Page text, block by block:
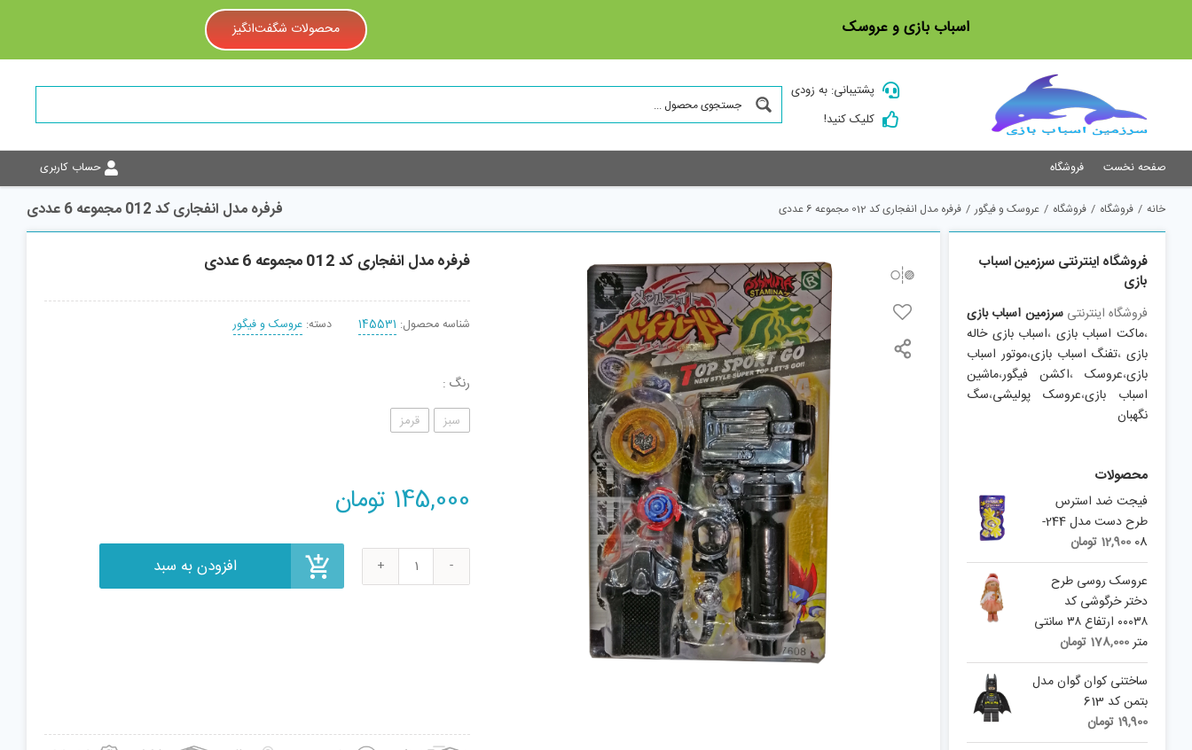
اسباب بازی و عروسک محصولات شگفت‌انگیز
پشتیبانی: به زودی
کلیک کنید!
صفحه نخست فروشگاه حساب کاربری
فرفره مدل انفجاری کد 012 مجموعه 6 عددی خانه / فروشگاه / فروشگاه / عروسک و فیگور / فرفره مدل انفجاری کد 012 مجموعه 6 عددی
فرفره مدل انفجاری کد 012 مجموعه 6 عددی
شناسه محصول: 145531 دسته: عروسک و فیگور
رنگ
سبز قرمز
145,000 تومان
فرفره
فروشگاه اینترنتی سرزمین اسباب
بازی
فروشگاه اینترنتیسرزمین اسباب بازی
،ماکت اسباب بازی ،اسباب بازی خاله
بازی،تفنگ اسباب بازی،موتور اسباب
بازی،عروسک،اکشن فیگور،ماشین
اسباب بازی،عروسک پولیشی،سگ
نگهبان
محصولات
فیجت ضد استرس
طرح دست مدل 244-
08
12,900 تومان
عروسک روسی طرح
دختر خرگوشی کد
۰۰۰۳۸ ارتفاع ۳۸ سانتی
متر178,000 تومان
ساختنی کوان گوان مدل
بتمن کد 613
19,900 تومان